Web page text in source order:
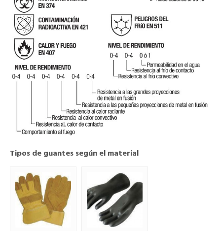
Tipos de guantes según el material